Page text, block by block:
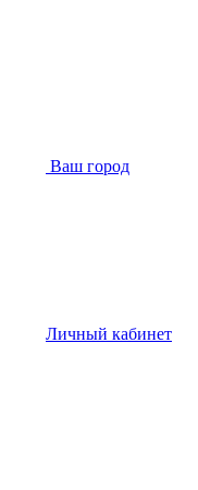
Ваш город
Личный кабинет